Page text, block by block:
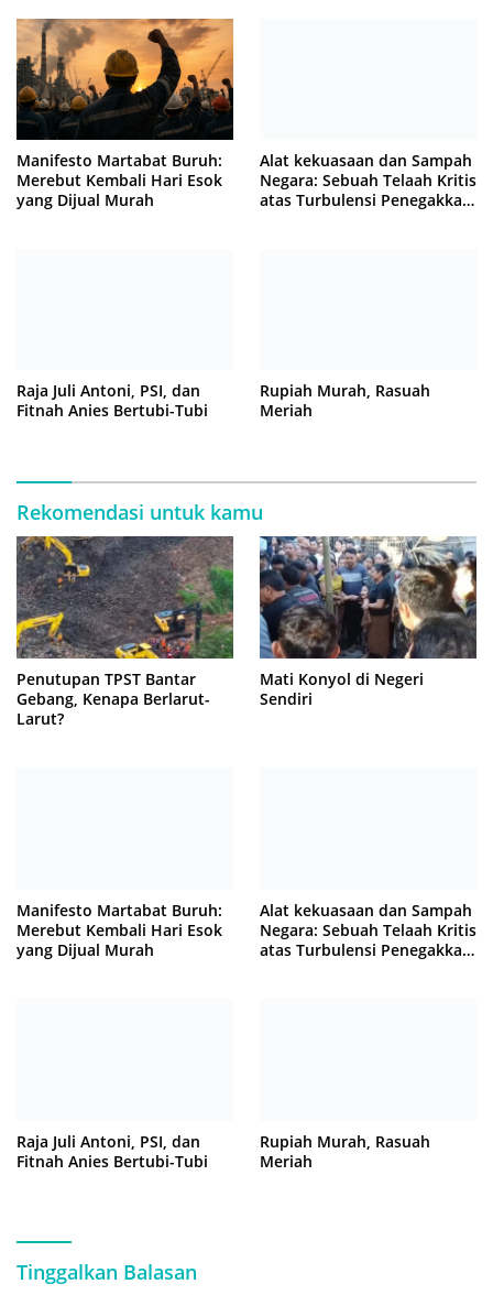
Manifesto Martabat Buruh:
Merebut Kembali Hari Esok
yang Dijual Murah
Alat kekuasaan dan Sampah
Negara: Sebuah Telaah Kritis
atas Turbulensi Penegakkan
Raja Juli Antoni, PSI, dan
Fitnah Anies Bertubi-Tubi
Rupiah Murah, Rasuah
Meriah
Rekomendasi untuk kamu
Penutupan TPST Bantar
Gebang, Kenapa Berlarut-
Larut?
Mati Konyol di Negeri
Sendiri
Manifesto Martabat Buruh:
Merebut Kembali Hari Esok
yang Dijual Murah
Alat kekuasaan dan Sampah
Negara: Sebuah Telaah Kritis
atas Turbulensi Penegakkan
Raja Juli Antoni, PSI, dan
Fitnah Anies Bertubi-Tubi
Rupiah Murah, Rasuah
Meriah
Tinggalkan Balasan